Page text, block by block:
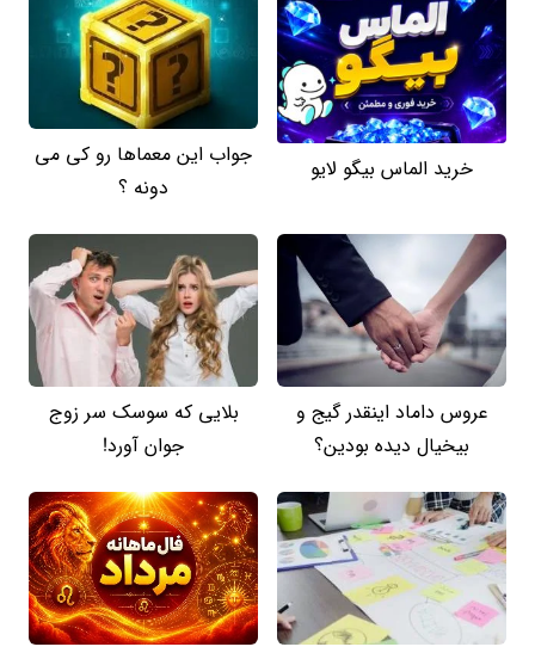
خرید الماس بیگو لایو
جواب این معماها رو کی می
دونه ؟
عروس داماد اینقدر گیج و
بیخیال دیده بودین؟
بلایی که سوسک سر زوج
جوان آورد!